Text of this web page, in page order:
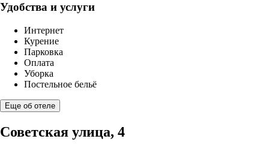
Удобства и услуги
Интернет
Курение
Парковка
Оплата
Уборка
Постельное бельё
Еще об отеле
Советская улица, 4